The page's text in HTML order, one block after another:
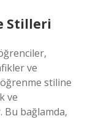
Stilleri
ve
stiline
ve
Bu bağlamda,